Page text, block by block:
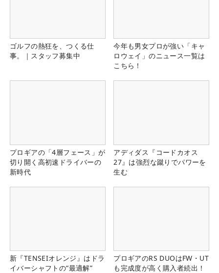
ゴルフの熱狂を、つくる仕
事。｜スタッフ募集中
今年も男女プロが強い「キャ
ロウェイ」のニュース一覧は
こちら！
プロギアの「4層フェース」が
切り開く高初速ドライバーの
新時代
アディダス『コードカオス
27』は強烈な蹴りでパワーを
生む
新『TENSEIオレンジ』はドラ
イバーシャフトの“最適解”
プロギアのRS DUOはFW・UT
も完成度が高く購入者続出！